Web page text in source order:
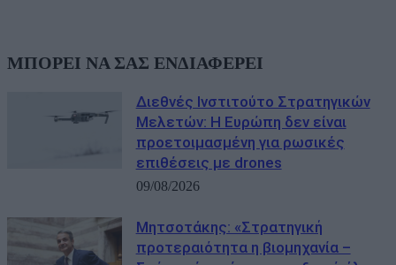
ΜΠΟΡΕΙ ΝΑ ΣΑΣ ΕΝΔΙΑΦΕΡΕΙ
Διεθνές Ινστιτούτο Στρατηγικών
Μελετών: Η Ευρώπη δεν είναι
προετοιμασμένη για ρωσικές
επιθέσεις με drones
09/08/2026
Μητσοτάκης: «Στρατηγική
προτεραιότητα η βιομηχανία –